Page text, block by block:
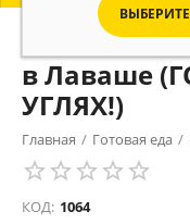
Люля-
в Лаваше
УГЛЯХ!)
Главная / Готовая еда /
КОД: 1064